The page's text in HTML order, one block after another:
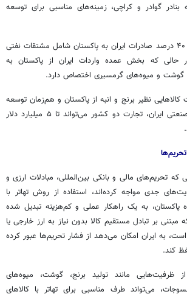
گوادر و کراچی، زمینه‌های مناسبی برای توسعه
بر اساس آمارها، بیش از ۴۰ درصد صادرات ایران به پاکستان شامل مشتقات نفتی
حالی که بخش عمده واردات ایران از پاکستان به
گوشت و میوه‌های گرمسیری اختصاص دارد.
کالاهایی نظیر برنج و انبه از پاکستان و هم‌زمان توسعه
صادرات محصولات نیمه‌صنعتی ایران، تجارت دو کشور می‌تواند تا ۵ میلیارد دلار
تحریم‌ها
که تحریم‌های مالی و بانکی بین‌المللی، مبادلات ارزی و
جدی مواجه کرده‌اند، استفاده از روش تهاتر با
پاکستان، به یک راهکار عملی و کم‌هزینه تبدیل شده
بر تبادل مستقیم کالا بدون نیاز به ارز خارجی یا
به ایران امکان می‌دهد از فشار تحریم‌ها عبور کرده
کند.
از ظرفیت‌هایی مانند تولید برنج، گوشت، میوه‌های
می‌تواند طرف مناسبی برای تهاتر با کالاهای